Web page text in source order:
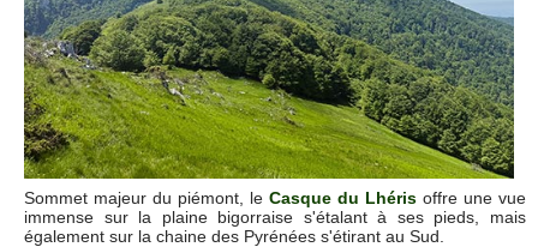
Sommet majeur du piémont, le Casque du Lhéris offre une vue
immense sur la plaine bigorraise s'étalant à ses pieds, mais
également sur la chaine des Pyrénées s'étirant au Sud.